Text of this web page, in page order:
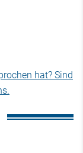
hat? Sind